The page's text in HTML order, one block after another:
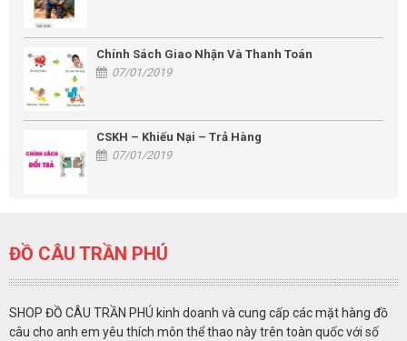
Chính Sách Giao Nhận Và Thanh Toán
07/01/2019
CSKH – Khiếu Nại – Trả Hàng
07/01/2019
ĐỒ CÂU TRẦN PHÚ
SHOP ĐỒ CÂU TRẦN PHÚ kinh doanh và cung cấp các mặt hàng đồ
câu cho anh em yêu thích môn thể thao này trên toàn quốc với số